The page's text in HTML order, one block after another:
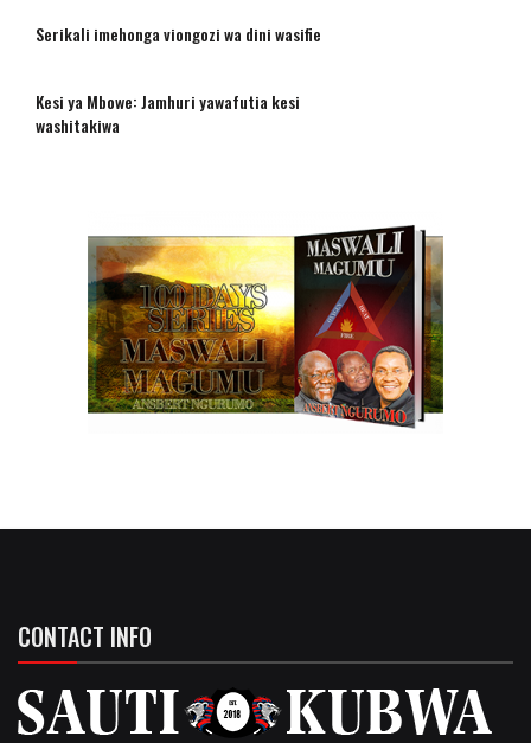
Serikali imehonga viongozi wa dini wasifie
Kesi ya Mbowe: Jamhuri yawafutia kesi
washitakiwa
CONTACT INFO